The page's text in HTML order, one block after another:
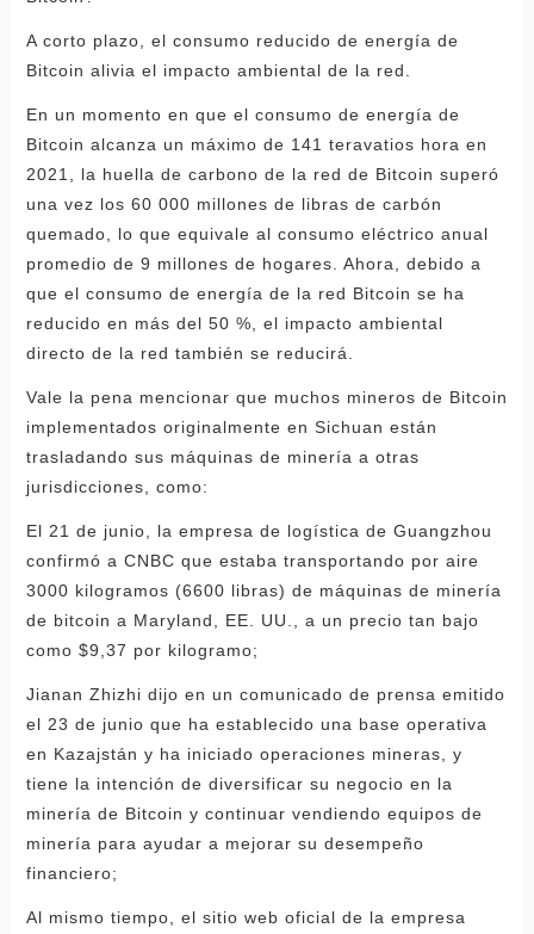
A corto plazo, el consumo reducido de energía de
Bitcoin alivia el impacto ambiental de la red.
En un momento en que el consumo de energía de
Bitcoin alcanza un máximo de 141 teravatios hora en
2021, la huella de carbono de la red de Bitcoin superó
una vez los 60 000 millones de libras de carbón
quemado, lo que equivale al consumo eléctrico anual
promedio de 9 millones de hogares. Ahora, debido a
que el consumo de energía de la red Bitcoin se ha
reducido en más del 50 %, el impacto ambiental
directo de la red también se reducirá.
Vale la pena mencionar que muchos mineros de Bitcoin
implementados originalmente en Sichuan están
trasladando sus máquinas de minería a otras
jurisdicciones, como:
El 21 de junio, la empresa de logística de Guangzhou
confirmó a CNBC que estaba transportando por aire
3000 kilogramos (6600 libras) de máquinas de minería
de bitcoin a Maryland, EE. UU., a un precio tan bajo
como $9,37 por kilogramo;
Jianan Zhizhi dijo en un comunicado de prensa emitido
el 23 de junio que ha establecido una base operativa
en Kazajstán y ha iniciado operaciones mineras, y
tiene la intención de diversificar su negocio en la
minería de Bitcoin y continuar vendiendo equipos de
minería para ayudar a mejorar su desempeño
financiero;
Al mismo tiempo, el sitio web oficial de la empresa